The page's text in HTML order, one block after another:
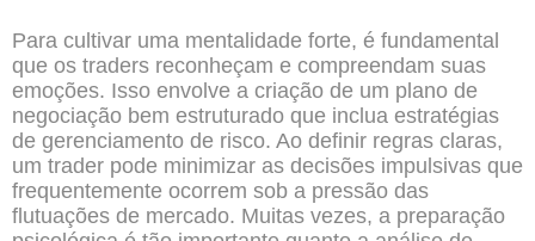
Para cultivar uma mentalidade forte, é fundamental
que os traders reconheçam e compreendam suas
emoções. Isso envolve a criação de um plano de
negociação bem estruturado que inclua estratégias
de gerenciamento de risco. Ao definir regras claras,
um trader pode minimizar as decisões impulsivas que
frequentemente ocorrem sob a pressão das
flutuações de mercado. Muitas vezes, a preparação